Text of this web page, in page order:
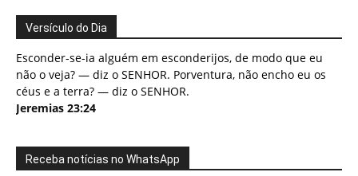
Versículo do Dia
Esconder-se-ia alguém em esconderijos, de modo que eu
não o veja? — diz o SENHOR. Porventura, não encho eu os
céus e a terra? — diz o SENHOR.
Jeremias 23:24
Receba notícias no WhatsApp